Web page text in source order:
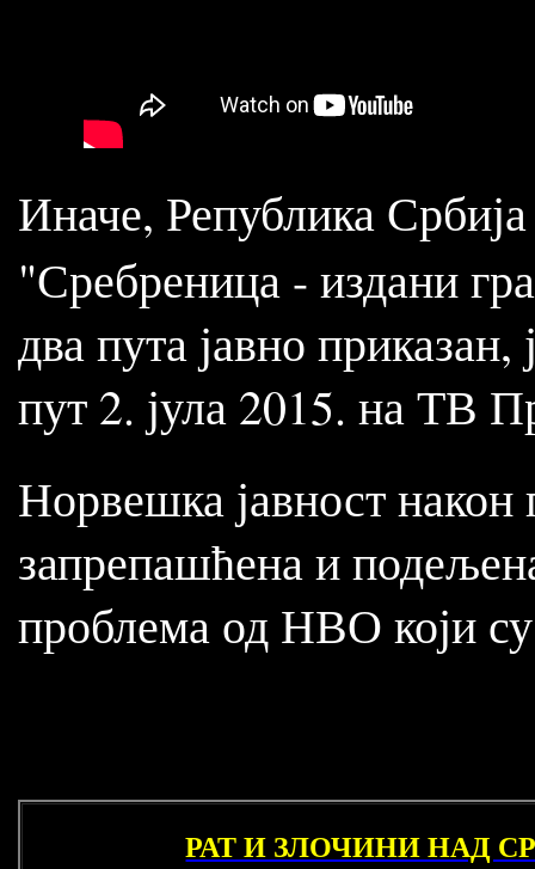
Иначе, Република
"Сребреница - издани
два пута јавно
пут 2. јула 2015. на ТВ
Норвешка јавност
запрепашћена и
проблема од НВО који
РАТ И ЗЛОЧИНИ НАД